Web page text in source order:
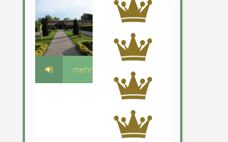
mehr